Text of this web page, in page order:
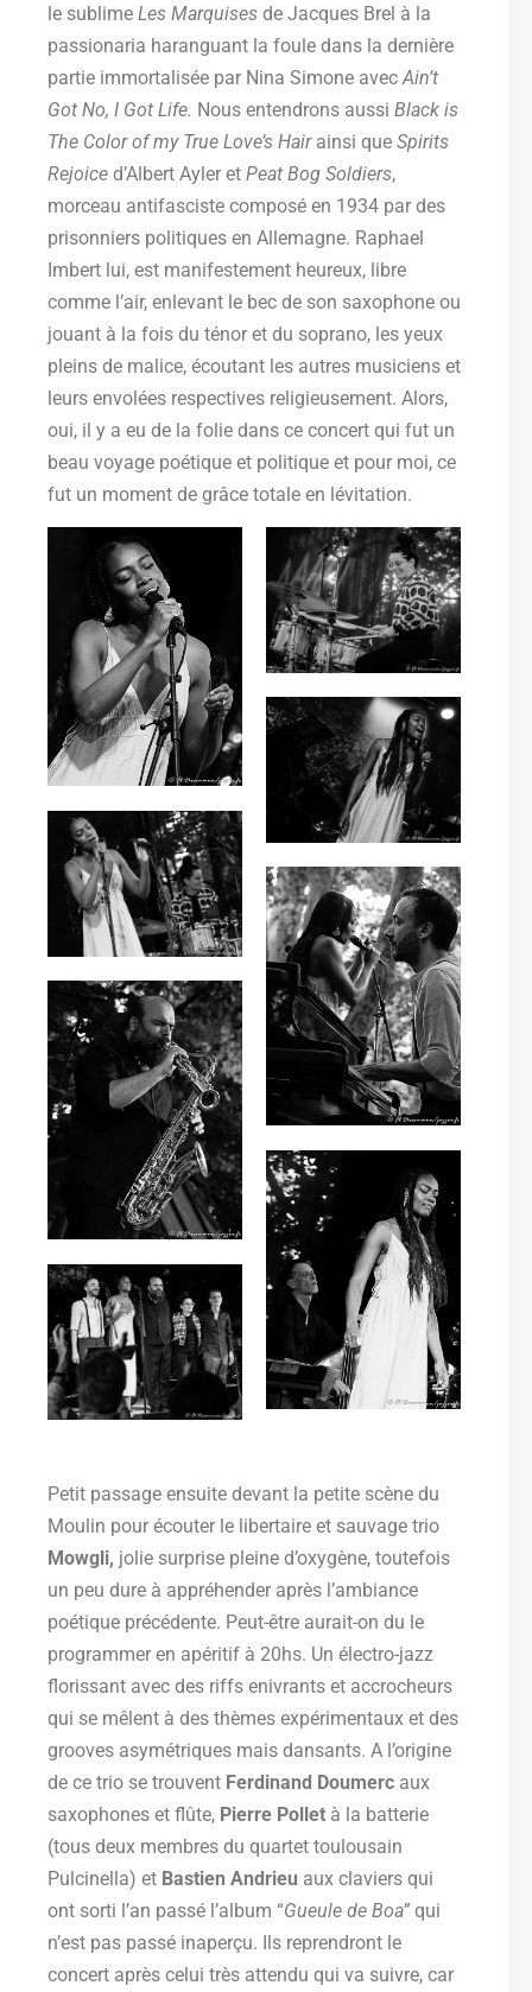
le sublime Les Marquises de Jacques Brel à la
passionaria haranguant la foule dans la dernière
partie immortalisée par Nina Simone avecAin’t
Got No, I Got Life. Nous entendrons aussi Black is
The Color of my True Love’s Hairainsi que Spirits
Rejoice d’Albert Ayler et Peat Bog Soldiers,
morceau antifasciste composé en 1934 par des
prisonniers politiques en Allemagne. Raphael
Imbert lui, est manifestement heureux, libre
comme l’air, enlevant le bec de son saxophone ou
jouant à la fois du ténor et du soprano, les yeux
pleins de malice, écoutant les autres musiciens et
leurs envolées respectives religieusement. Alors,
oui, il y a eu de la folie dans ce concert qui fut un
beau voyage poétique et politique et pour moi, ce
fut un moment de grâce totale en lévitation.
Petit passage ensuite devant la petite scène du
Moulin pour écouter le libertaire et sauvage trio
Mowgli, jolie surprise pleine d’oxygène, toutefois
un peu dure à appréhender après l’ambiance
poétique précédente. Peut-être aurait-on du le
programmer en apéritif à 20hs. Un électro-jazz
florissant avec des riffs enivrants et accrocheurs
qui se mêlent à des thèmes expérimentaux et des
grooves asymétriques mais dansants. A l’origine
de ce trio se trouvent Ferdinand Doumerc aux
saxophones et flûte, Pierre Pollet à la batterie
(tous deux membres du quartet toulousain
Pulcinella) et Bastien Andrieu aux claviers qui
ont sorti l’an passé l’album “Gueule de Boa” qui
n’est pas passé inaperçu. Ils reprendront le
concert après celui très attendu qui va suivre, car